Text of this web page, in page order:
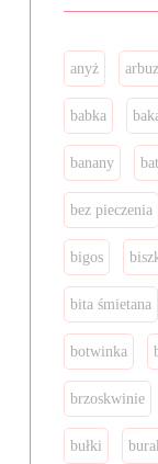
anyż arbuz
babka
banany
bez pieczenia
bigos
bita śmietana
botwinka
brzoskwinie
bułki